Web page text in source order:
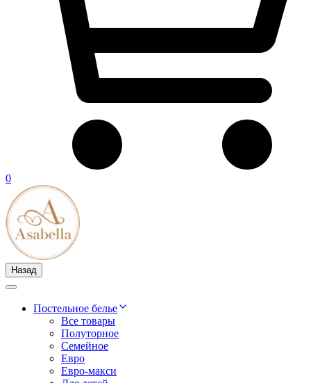
0
Назад
Постельное белье
Все товары
Полуторное
Семейное
Евро
Евро-макси